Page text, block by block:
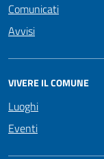
Comunicati
Avvisi
VIVERE IL COMUNE
Luoghi
Eventi